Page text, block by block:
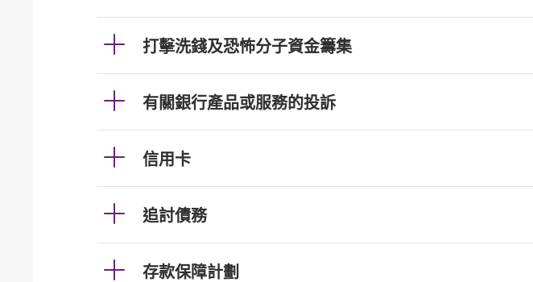
打擊洗錢及恐怖分子資金籌集
有關銀行產品或服務的投訴
信用卡
追討債務
存款保障計劃